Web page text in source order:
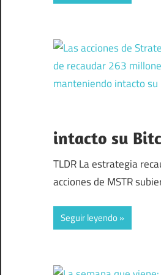
intacto su
TLDR La estrategia
acciones de MSTR
Seguir leyendo